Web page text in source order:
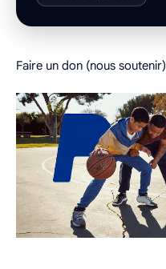
Faire un don (nous soutenir)